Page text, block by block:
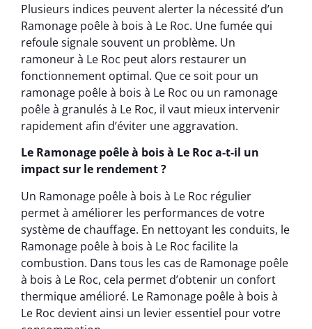
Plusieurs indices peuvent alerter la nécessité d’un
Ramonage poêle à bois à Le Roc. Une fumée qui
refoule signale souvent un problème. Un
ramoneur à Le Roc peut alors restaurer un
fonctionnement optimal. Que ce soit pour un
ramonage poêle à bois à Le Roc ou un ramonage
poêle à granulés à Le Roc, il vaut mieux intervenir
rapidement afin d’éviter une aggravation.
Le Ramonage poêle à bois à Le Roc a-t-il un
impact sur le rendement ?
Un Ramonage poêle à bois à Le Roc régulier
permet à améliorer les performances de votre
système de chauffage. En nettoyant les conduits, le
Ramonage poêle à bois à Le Roc facilite la
combustion. Dans tous les cas de Ramonage poêle
à bois à Le Roc, cela permet d’obtenir un confort
thermique amélioré. Le Ramonage poêle à bois à
Le Roc devient ainsi un levier essentiel pour votre